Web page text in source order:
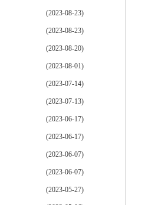
(2023-08-23)
(2023-08-23)
(2023-08-20)
(2023-08-01)
(2023-07-14)
(2023-07-13)
(2023-06-17)
(2023-06-17)
(2023-06-07)
(2023-06-07)
(2023-05-27)